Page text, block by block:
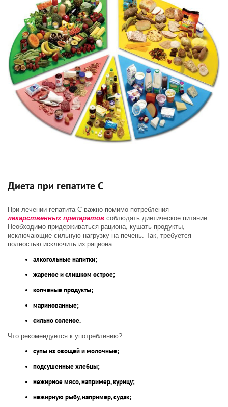
Диета при гепатите С
При лечении гепатита С важно помимо потребления
лекарственных препаратов соблюдать диетическое питание.
Необходимо придерживаться рациона, кушать продукты,
исключающие сильную нагрузку на печень. Так, требуется
полностью исключить из рациона:
алкогольные напитки;
жареное и слишком острое;
копченые продукты;
маринованные;
сильно соленое.
Что рекомендуется к употреблению?
супы из овощей и молочные;
подсушенные хлебцы;
нежирное мясо, например, курицу;
нежирную рыбу, например, судак;